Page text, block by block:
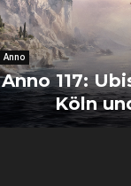
Anno
Anno 117:
Köln